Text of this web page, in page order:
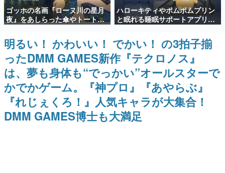
新世代に訊く
これからのデジタルゲーム市場を担う若きクリエイター達
の姿を追い、彼らのルーツと情熱を探っていきます。
ゲーム世代の作家たち
ゲームに多大な影響を受けた作家さんに取材し、ゲームが
日本のコンテンツ産業やカルチャーに与えた影響を探る企
画です。
日本モバイルゲーム産業史
日本のモバイルゲーム史における主要なトピック・タイト
ルを網羅するほか、開発者へのインタビューや識者による
解説を掲載。約20年の歴史が一望できる決定版！
ゴッホの名画『ローヌ川の星月
夜』をあしらった傘やトートバ
ッグなどが登場。8月7日21時よ
り2日間限定で予約販売
ハローキティやポムポムプリン
と眠れる睡眠サポートアプリ
『ゆめたび』が配信中。キャラ
ごとのASMRや目覚ましアラー
ムも搭載
明るい！ かわいい！ でかい！ の3拍子揃
ったDMM GAMES新作『テクロノス』
は、夢も身体も“でっかい”オールスターで
かでかゲーム。『神プロ』『あやらぶ』
『れじぇくろ！』人気キャラが大集合！
DMM GAMES博士も大満足